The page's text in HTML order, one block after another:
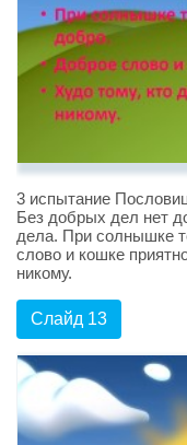
3 испытание
Без добрых дел нет
дела. При солнышке
слово и кошке
никому.
Слайд 13